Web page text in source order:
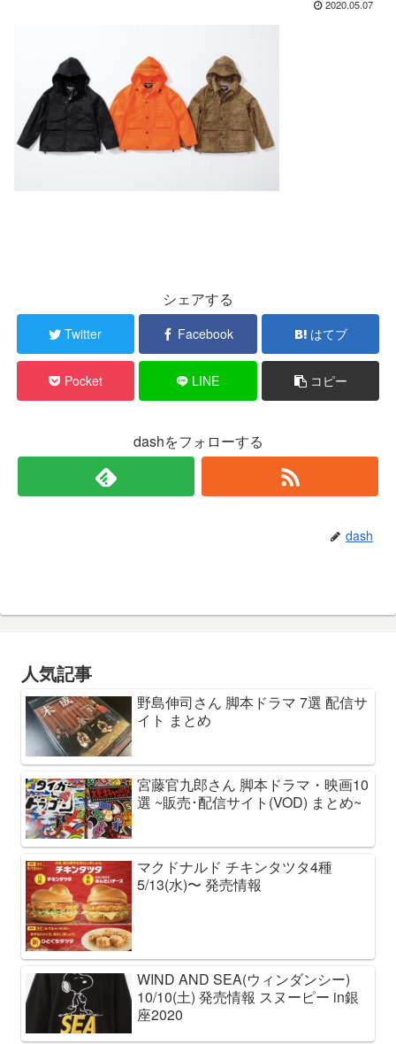
2020.05.07
シェアする
Twitter Facebook はてブ
Pocket LINE コピー
dashをフォローする
dash
人気記事
野島伸司さん 脚本ドラマ 7選 配信サ
イト まとめ
宮藤官九郎さん 脚本ドラマ・映画10
選 ~販売･配信サイト(VOD) まとめ~
マクドナルド チキンタツタ4種
5/13(水)〜 発売情報
WIND AND SEA(ウィンダンシー)
10/10(土) 発売情報 スヌーピー in銀
座2020